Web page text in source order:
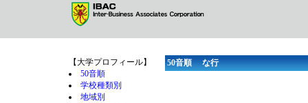
【大学プロフィール】
50音順
学校種類別
地域別
50音順 な行